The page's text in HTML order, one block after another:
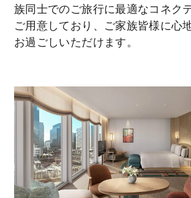
含める
スイートにご滞在の場
詳細を見る
族同士でのご旅行に最適なコネク
ご用意しており、ご家族皆様に心
お過ごしいただけます。